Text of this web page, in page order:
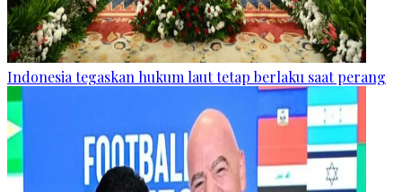
Indonesia tegaskan hukum laut tetap berlaku saat perang